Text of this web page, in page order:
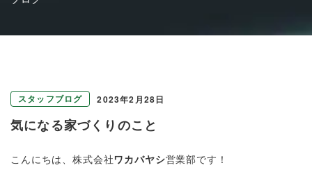
スタッフブログ 2023年2月28日
気になる家づくりのこと
こんにちは、株式会社ワカバヤシ営業部です！